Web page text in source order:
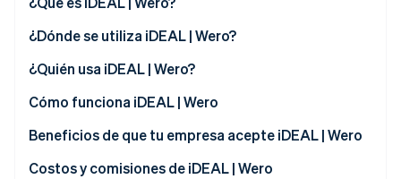
Sesiones de Stripe 2026
Descubre cómo Stripe construye la infraestructura
Ecosistema
Socios
Stripe App Marketplace
¿Dónde se utiliza iDEAL | Wero?
¿Quién usa iDEAL | Wero?
Clientes
Cómo funciona iDEAL | Wero
Beneficios de que tu empresa acepte iDEAL | Wero
Ampliación de la base de clientes
Costos y comisiones de iDEAL | Wero